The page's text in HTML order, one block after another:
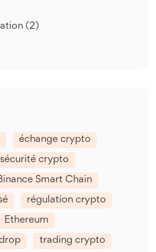
(2)
échange crypto
sécurité crypto
Smart Chain
régulation crypto
Ethereum
trading crypto